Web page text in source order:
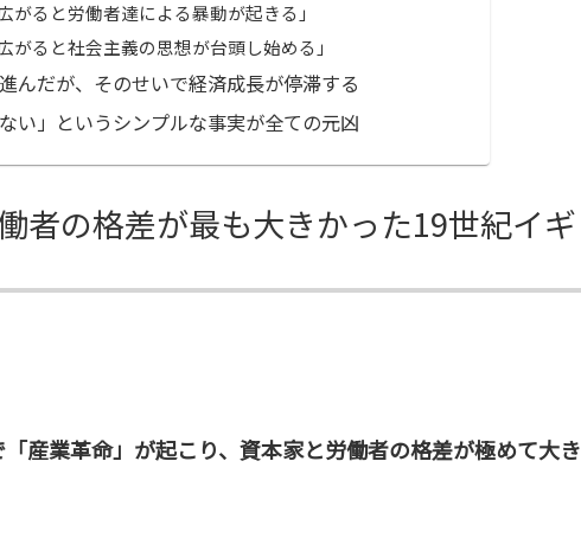
がると労働者達による暴動が起きる」
がると社会主義の思想が台頭し始める」
んだが、そのせいで経済成長が停滞する
い」というシンプルな事実が全ての元凶
者の格差が最も大きかった19世紀イギ
産業革命」が起こり、資本家と労働者の格差が極めて大き